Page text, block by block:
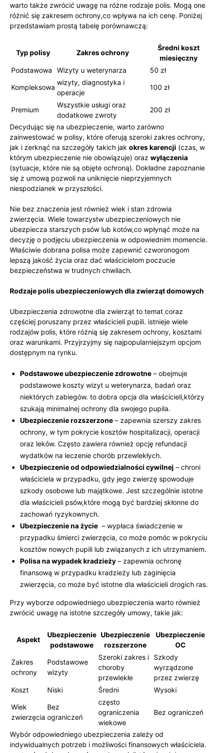
warto także zwrócić uwagę na różne rodzaje polis. Mogą one
różnić⁣ się zakresem ochrony,co⁢ wpływa na ich⁢ cenę. Poniżej
przedstawiam ⁤prostą ⁤tabelę porównawczą:
Typ polisy Zakres ochrony
Średni koszt
miesięczny
Podstawowa
Wizyty u​ weterynarza 50 zł
Kompleksowa
wizyty, diagnostyka i
operacje
100 zł
Premium
Wszystkie usługi​ oraz
dodatkowe zwroty
200 zł
Decydując się na ⁢ubezpieczenie, warto‍ zarówno ​
zainwestować⁣ w polisy, które oferują szeroki zakres ochrony,
jak i zerknąć⁣ na szczegóły takich jak okres karencji (czas, ⁣w
którym ubezpieczenie nie obowiązuje) oraz wyłączenia
(sytuacje,⁢ które ‌nie są ⁢objęte ochroną). Dokładne zapoznanie
się z umową pozwoli na uniknięcie nieprzyjemnych
niespodzianek w przyszłości.
Nie ⁣bez znaczenia⁤ jest również‌ wiek i stan zdrowia
zwierzęcia. Wiele towarzystw ubezpieczeniowych nie
ubezpiecza starszych psów lub kotów,co ⁢wpłynąć może na
decyzję o podjęciu ubezpieczenia w odpowiednim‌ momencie.⁤
Właściwie dobrana polisa może zapewnić czworonogom
lepszą jakość życia oraz dać właścicielom poczucie
bezpieczeństwa w trudnych chwilach.
Rodzaje polis ubezpieczeniowych dla zwierząt domowych
Ubezpieczenia zdrowotne dla zwierząt to temat coraz
częściej poruszany⁤ przez właścicieli pupili. ⁢istnieje⁣ wiele
rodzajów ​polis, które różnią się zakresem ochrony, kosztami​
oraz warunkami. Przyjrzyjmy się najpopularniejszym opcjom
⁣dostępnym‌ na rynku.
Podstawowe ubezpieczenie zdrowotne – obejmuje
podstawowe koszty wizyt u weterynarza, badań oraz‍
niektórych zabiegów. to dobra opcja dla właścicieli,którzy
szukają minimalnej ochrony dla swojego pupila.
Ubezpieczenie rozszerzone – ⁤zapewnia szerszy zakres
ochrony, w tym pokrycie kosztów‍ hospitalizacji, operacji
oraz leków. Często zawiera również⁣ opcję refundacji
wydatków na leczenie chorób przewlekłych.
Ubezpieczenie od⁤ odpowiedzialności‍ cywilnej – chroni
właściciela⁢ w przypadku, gdy jego zwierzę spowoduje
szkody osobowe lub majątkowe. Jest szczególnie istotne
dla właścicieli‍ psów,które ⁣mogą być bardziej skłonne do
zachowań ryzykownych.
Ubezpieczenie ⁤na życie ‍ – wypłaca ​świadczenie w
przypadku śmierci‍ zwierzęcia, ‌co może pomóc w pokryciu
‍kosztów nowych⁤ pupili⁣ lub związanych z ich utrzymaniem.
Polisa na wypadek kradzieży – zapewnia ochronę
finansową w przypadku ‍kradzieży lub zaginięcia
zwierzęcia, co może być istotne dla właścicieli drogich ras.
Przy wyborze odpowiedniego‍ ubezpieczenia warto również
zwrócić uwagę na istotne szczegóły ⁢umowy, takie jak:
Aspekt
Ubezpieczenie
podstawowe
Ubezpieczenie
rozszerzone
Ubezpieczenie
OC
Zakres
ochrony
Podstawowe
wizyty
Szeroki zakres i
choroby
przewlekłe
Szkody
wyrządzone
przez zwierzę
Koszt
Niski Średni Wysoki
Wiek
zwierzęcia
Bez
ograniczeń
często
⁢ograniczenia
wiekowe
Bez ograniczeń
Wybór odpowiedniego ⁤ubezpieczenia zależy od
⁣indywidualnych‍ potrzeb i możliwości finansowych właściciela.